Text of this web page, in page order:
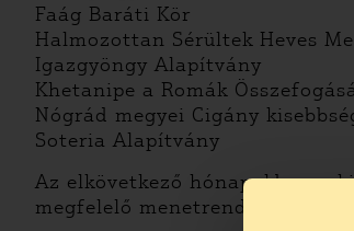
Faág Baráti Kör
Halmozottan Sérültek Heves
Igazgyöngy Alapítvány
Khetanipe a Romák
Nógrád megyei Cigány
Soteria Alapítvány
Az elkövetkező hónapokban a
megfelelő menetrend